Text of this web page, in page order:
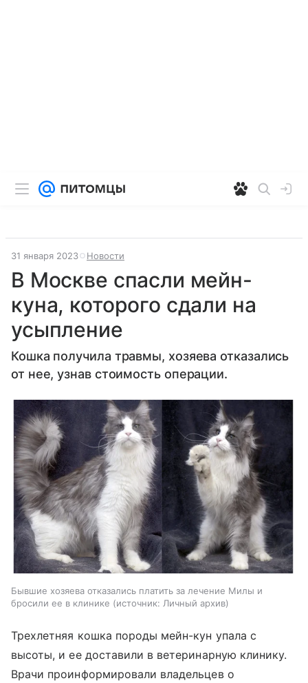
31 января 2023 Новости
В Москве спасли мейн-
куна, которого сдали на
усыпление
Кошка получила травмы, хозяева отказались
от нее, узнав стоимость операции.
Бывшие хозяева отказались платить за лечение Милы и
бросили ее в клинике
источник: Личный архив
Трехлетняя кошка породы мейн-кун упала с
высоты, и ее доставили в ветеринарную клинику.
Врачи проинформировали владельцев о